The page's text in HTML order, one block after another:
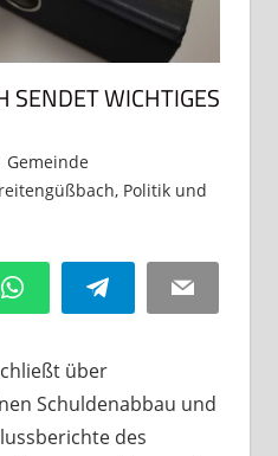
WICHTIGES S
Gemeinde
, Politik und
WhatsAppTelegram Email
über
Schuldenabbau und
des